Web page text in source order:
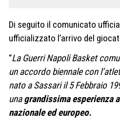
Di seguito il comunicato
ufficializzato l’arrivo del
“La Guerri Napoli Basket
un accordo biennale con
nato a Sassari il 5 Febbraio
unagrandissima esperienza
nazionale ed europeo.